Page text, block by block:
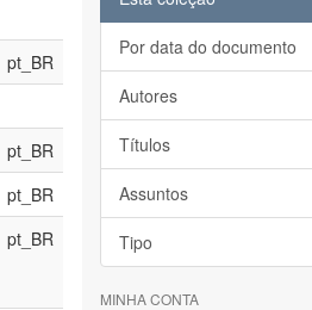
pt_BR
pt_BR
pt_BR
pt_BR
Por data do documento
Autores
Títulos
Assuntos
Tipo
MINHA CONTA